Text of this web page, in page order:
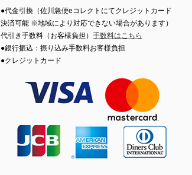
●代金引換（佐川急便eコレクトにてクレジットカード
決済可能 ※地域により対応できない場合があります）
代引き手数料（お客様負担） 手数料はこちら
●銀行振込：振り込み手数料お客様負担
●クレジットカード